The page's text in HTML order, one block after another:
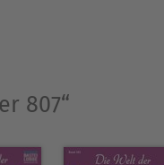
807“